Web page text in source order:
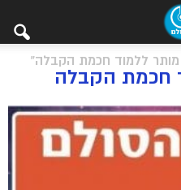
ללמוד חכמת הקבלה"
חכמת הקבלה